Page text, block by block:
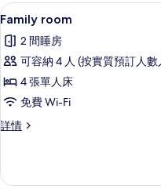
張
加
大
雙
人
床
片
張
大
雙
床
詳
載
入
所
有
Family
room
的
6
Family room
2 間睡房
可容納 4 人 (按實質預訂人數
4 張單人床
免費 Wi-Fi
詳情
Family